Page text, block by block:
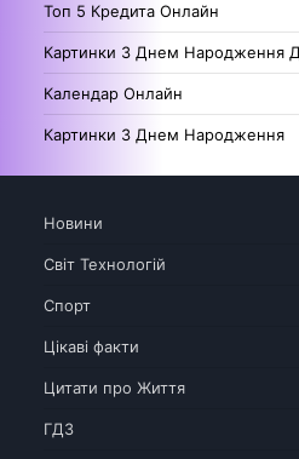
Топ 5 Кредита Онлайн
Картинки З Днем Народження
Календар Онлайн
Картинки З Днем Народження
Новини
Світ Технологій
Спорт
Цікаві факти
Цитати про Життя
ГДЗ